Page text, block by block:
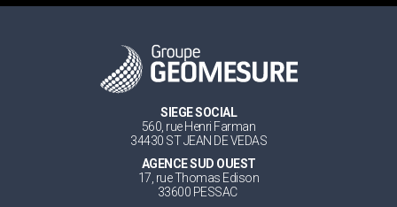
SIEGE SOCIAL
560, rue Henri Farman
34430 ST JEAN DE VEDAS
AGENCE SUD OUEST
17, rue Thomas Edison
33600 PESSAC